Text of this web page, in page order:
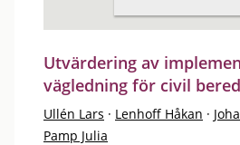
Utvärdering av
vägledning för civil
Ullén Lars · Lenhoff Håkan ·
Pamp Julia